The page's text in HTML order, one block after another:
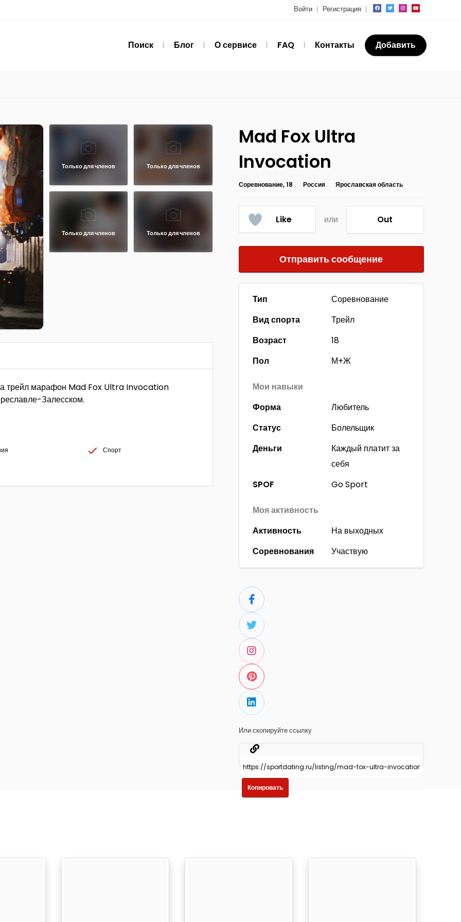
Войти Регистрация
Поиск Блог О сервисе FAQ Контакты Добавить
Только для членов Только для членов
Только для членов Только для членов
трейл марафон Mad Fox Ultra Invocation
Залесском.
Спорт
Mad Fox Ultra
Invocation
Соревнование, 18 Россия Ярославская область
Like или Out
Отправить сообщение
Тип
Соревнование
Вид спорта
Трейл
Возраст
18
Пол
М+Ж
Мои навыки
Форма
Любитель
Статус
Болельщик
Деньги
Каждый платит за
себя
SPOF
Go Sport
Моя активность
Активность
На выходных
Соревнования
Участвую
Или скопируйте ссылку
Копировать